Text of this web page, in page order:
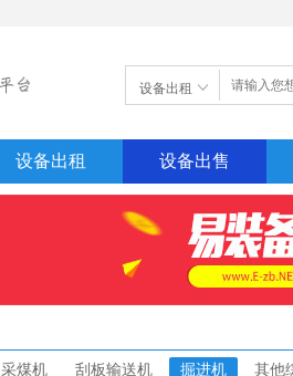
设备出租
设备出租 设备出售
采煤机 刮板输送机 掘进机 其他